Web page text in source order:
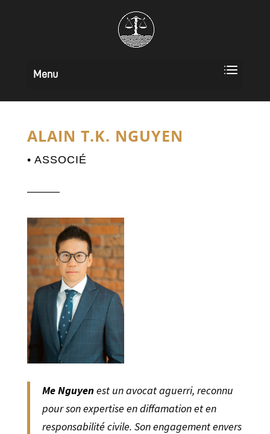
ALAIN T.K. NGUYEN
• ASSOCIÉ
Me Nguyenest un avocat aguerri, reconnu
pour son expertise en diffamation et en
responsabilité civile. Son engagement envers